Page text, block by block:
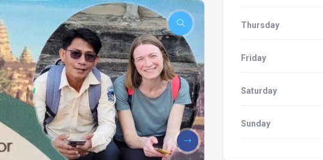
Thursday
Friday
Saturday
Sunday